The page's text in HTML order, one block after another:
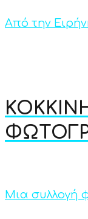
Από την
Μια συλλογή